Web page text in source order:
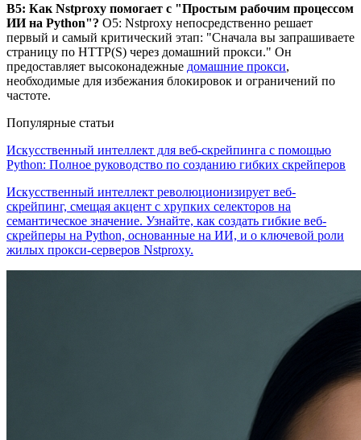
В5: Как Nstproxy помогает с "Простым рабочим процессом
ИИ на Python"? О5: Nstproxy непосредственно решает
первый и самый критический этап: "Сначала вы запрашиваете
страницу по HTTP(S) через домашний прокси." Он
предоставляет высоконадежные домашние прокси,
необходимые для избежания блокировок и ограничений по
частоте.
Популярные статьи
Искусственный интеллект для веб-скрейпинга с помощью
Python: Полное руководство по созданию гибких скрейперов
Искусственный интеллект революционизирует веб-
скрейпинг, смещая акцент с хрупких селекторов на
семантическое значение. Узнайте, как создать гибкие веб-
скрейперы на Python, основанные на ИИ, и о ключевой роли
жилых прокси-серверов Nstproxy.